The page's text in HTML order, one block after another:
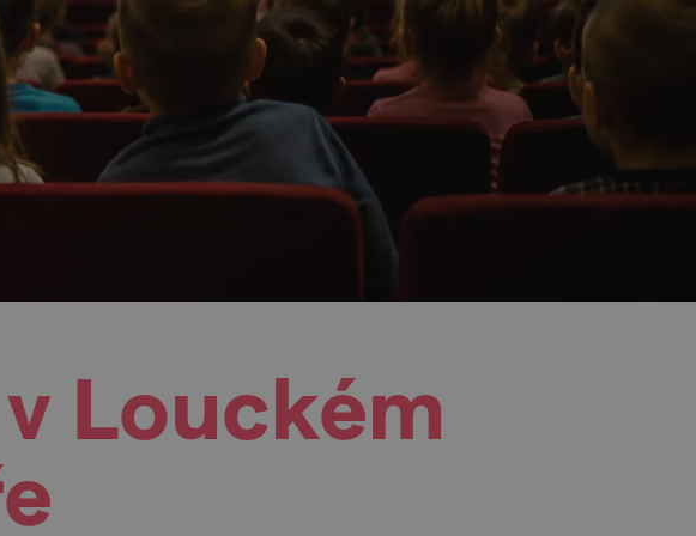
Louckém